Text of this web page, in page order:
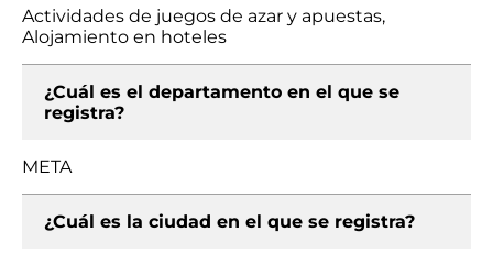
Actividades de juegos de azar y apuestas,
Alojamiento en hoteles
¿Cuál es el departamento en el que se
registra?
META
¿Cuál es la ciudad en el que se registra?